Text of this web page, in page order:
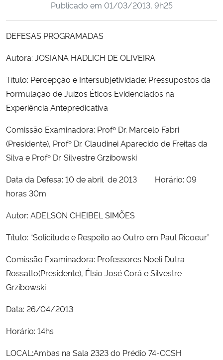
Ministério da Cidadania
Ministério da Saúde
Ministério de Minas e Energia
Ministério da Ciência, Tecnologia, Inovações e Comunicações
Ministério do Meio Ambiente
Ministério do Turismo
Controladoria-Geral da União
Ministério da Mulher, da Família e dos Direitos Humanos
Secretaria de Governo
Banco Central do Brasil
Publicado em 01/03/2013, 9h25
DEFESAS PROGRAMADAS
Autora: JOSIANA HADLICH DE OLIVEIRA
Título: Percepção e Intersubjetividade: Pressupostos da
Formulação de Juízos Éticos Evidenciados na
Experiência Antepredicativa
Comissão Examinadora: Profº Dr. Marcelo Fabri
(Presidente), Profº Dr. Claudinei Aparecido de Freitas da
Silva e Profº Dr. Silvestre Grzibowski
Data da Defesa: 10 de abril de 2013 Horário: 09
horas 30m
Autor: ADELSON CHEIBEL SIMÕES
Título: “Solicitude e Respeito ao Outro em Paul Ricoeur”
Comissão Examinadora: Professores Noeli Dutra
Rossatto(Presidente), Élsio José Corá e Silvestre
Grzibowski
Data: 26/04/2013
Horário: 14hs
LOCAL:Ambas na Sala 2323 do Prédio 74-CCSH